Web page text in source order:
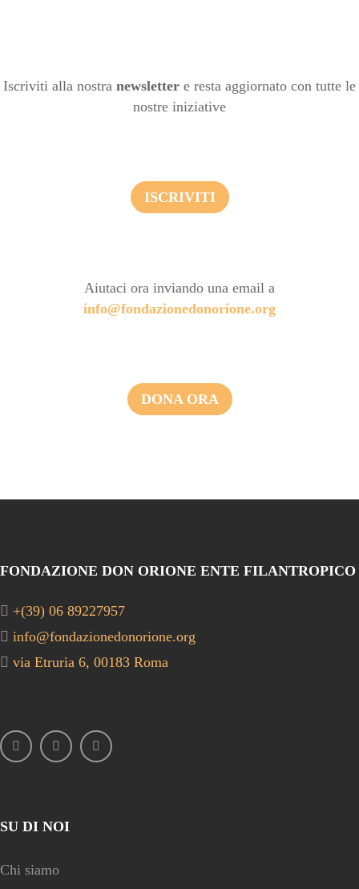
Iscriviti alla nostra newsletter e resta aggiornato con tutte le
nostre iniziative
ISCRIVITI
Aiutaci ora inviando una email a
info@fondazionedonorione.org
DONA ORA
FONDAZIONE DON ORIONE ENTE FILANTROPICO
+(39) 06 89227957
info@fondazionedonorione.org
via Etruria 6, 00183 Roma
SU DI NOI
Chi siamo